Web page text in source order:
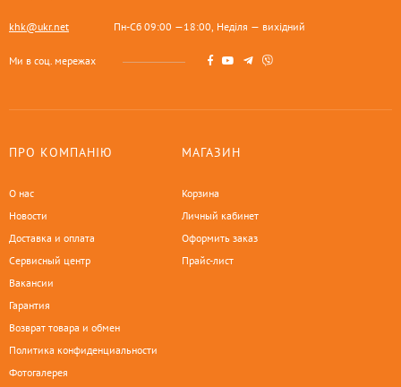
khk@ukr.net Пн-Сб 09:00 —18:00, Неділя — вихідний
Ми в соц. мережах
ПРО КОМПАНІЮ
О нас
Новости
Доставка и оплата
Сервисный центр
Вакансии
Гарантия
Возврат товара и обмен
Политика конфиденциальности
Фотогалерея
МАГАЗИН
Корзина
Личный кабинет
Оформить заказ
Прайс-лист